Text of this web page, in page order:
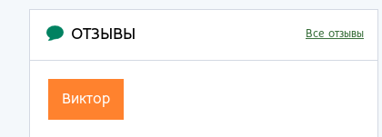
ОТЗЫВЫ Все отзывы
Семен Семенович